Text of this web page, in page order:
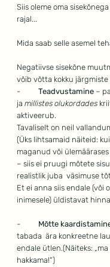
Siis oleme oma
rajal...
Mida saab selle asemel
Negatiivse sisekõne
võib võtta kokku
- Teadvustamine –
ja millistes olukordades
aktiveerub.
Tavaliselt on neil
(Üks lihtsamaid näiteid:
maganud või
– siis ei pruugi mõtete
realistlik juba  väsimuse
Et ei anna siis endale (või
inimesele) üldistavat
- Mõtte
tabada  ära konkreetne
endale ütlen.(Näiteks:
hakkama!“)